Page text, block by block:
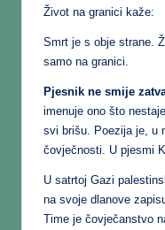
Život na granici kaže:
Smrt je s obje strane.
samo na granici.
Pjesnik ne smije
imenuje ono što
svi brišu. Poezija je, u
čovječnosti. U pjesmi
U satrtoj Gazi
na svoje dlanove
Time je čovječanstvo